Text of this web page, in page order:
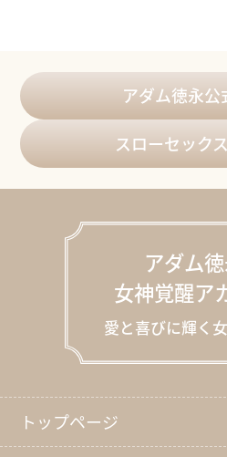
アダム徳永公
スローセック
アダム
女神覚醒ア
愛と喜びに輝く
トップページ